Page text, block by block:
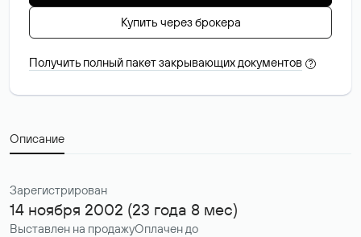
Купить через брокера
Получить полный пакет закрывающих документов ?
Описание
Зарегистрирован
14 ноября 2002 (23 года 8 мес)
Выставлен на продажуОплачен до